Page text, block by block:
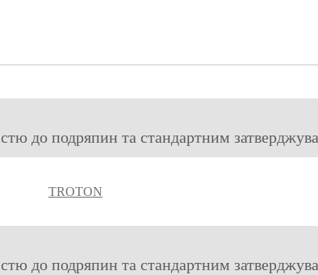
до подряпин та стандартним
TROTON
до подряпин та стандартним